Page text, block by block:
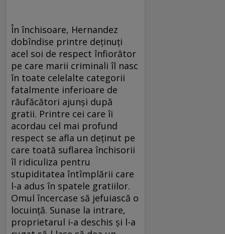
În închisoare, Hernandez
dobîndise printre deţinuţi
acel soi de respect înfiorător
pe care marii criminali îl nasc
în toate celelalte categorii
fatalmente inferioare de
răufăcători ajunşi după
gratii. Printre cei care îi
acordau cel mai profund
respect se afla un deţinut pe
care toată suflarea închisorii
îl ridiculiza pentru
stupiditatea întîmplării care
l-a adus în spatele gratiilor.
Omul încercase să jefuiască o
locuinţă. Sunase la intrare,
proprietarul i-a deschis şi l-a